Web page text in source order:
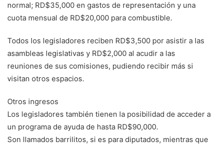
nor­mal; RD$35,000 en gas­tos de representación y una
cuota mensual de RD$20,000 para combus­tible.
Todos los legislado­res reciben RD$3,500 por asistir a las
asambleas le­gislativas y RD$2,000 al acudir a las
reuniones de sus comisiones, pudiendo recibir más si
visitan otros espacios.
Otros ingresos
Los legisladores tam­bién tienen la posibili­dad de acceder a
un pro­grama de ayuda de hasta RD$90,000.
Son llamados barrilitos, si es para diputados, mien­tras que